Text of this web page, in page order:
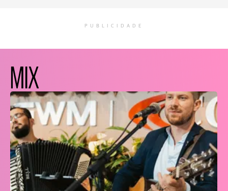
PUBLICIDADE
MIX